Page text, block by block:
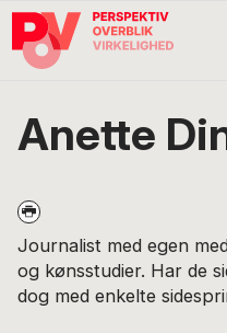
Gå
direkte
navigation
Skip
indhold
Gå
direkte
POV
International
Anette
Journalist med egen
og kønsstudier. Har de
dog med enkelte